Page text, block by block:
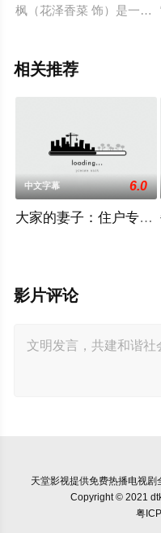
枫（花泽香菜 饰）是一名
相关推荐
中文字幕 6.0
大家的妻子：住户专用
影片评论
天堂影视提供免费热播电视剧
Copyright © 2021
粤